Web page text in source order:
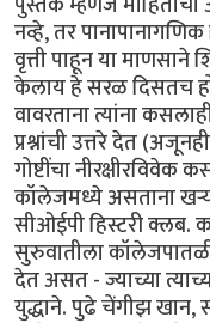
नव्हे, तर
वृत्ती पाहून या माणसाने
केलाय हे सरळ दिसतच
वावरताना त्यांना
प्रश्नांची उत्तरे देत
गोष्टींचा
कॉलेजमध्ये असताना
सीओईपी हिस्टरी क्लब.
सुरुवातीला
देत असत - ज्याच्या
युद्धाने. पुढे चेंगीझ खान,